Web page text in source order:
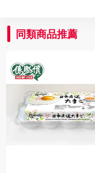
同類商品推薦